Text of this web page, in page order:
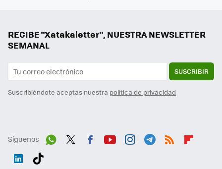
RECIBE "Xatakaletter", NUESTRA NEWSLETTER
SEMANAL
SUSCRIBIR
Suscribiéndote aceptas nuestra política de privacidad
Síguenos